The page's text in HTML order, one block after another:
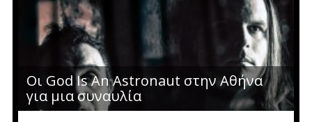
Οι God Is An Astronaut στην Αθήνα
για μια συναυλία